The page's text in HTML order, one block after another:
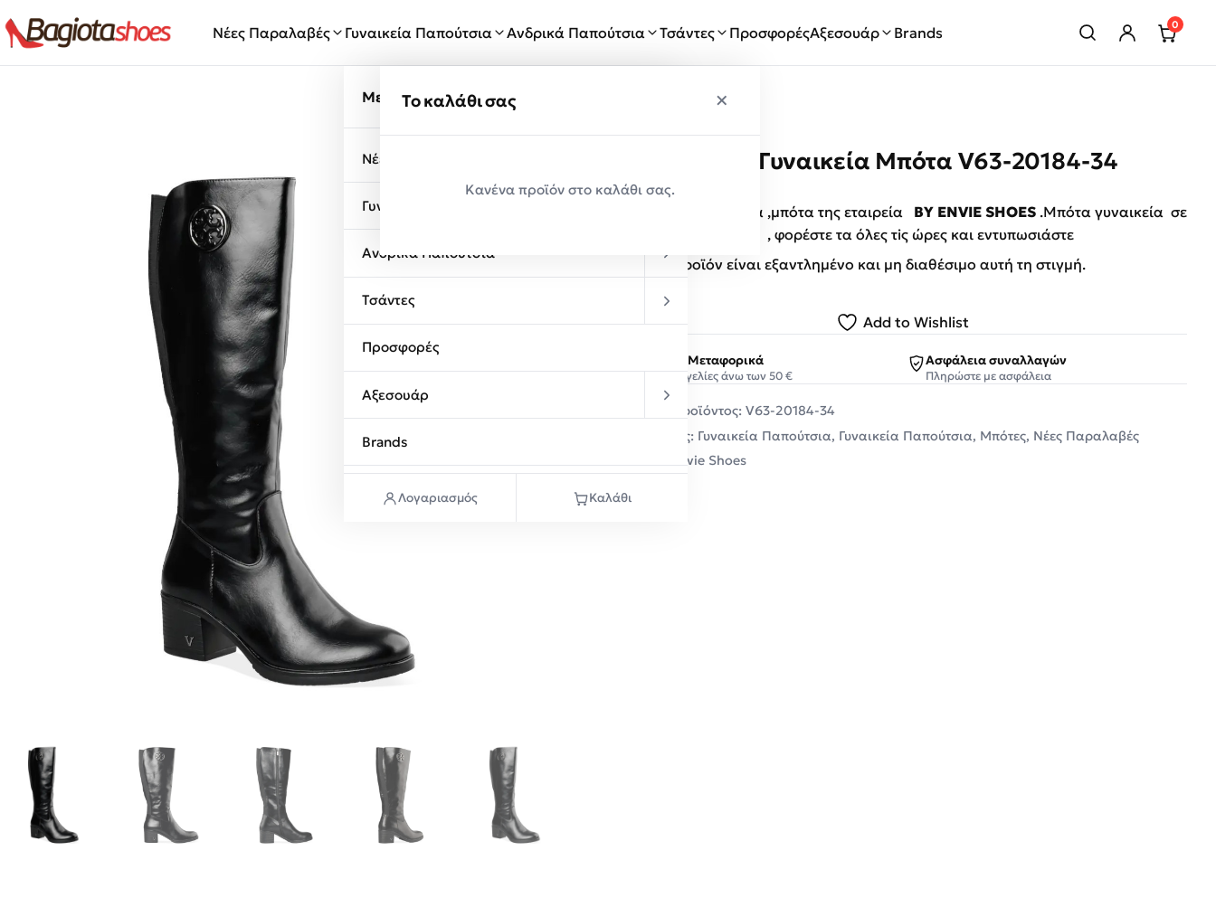
Νέες Παραλαβές
Γυναικεία Παπούτσια Ανδρικά Παπούτσια Τσάντες ΠροσφορέςΑξεσουάρ Brands 0
Μενού
Νέες Παραλαβές
Γυναικεία Παπούτσια
Ανδρικά Παπούτσια
Τσάντες
Προσφορές
Αξεσουάρ
Brands
Λογαριασμός Καλάθι
Το καλάθι σας ×
Κανένα προϊόν στο καλάθι σας.
Envie Shoes Γυναικεία Μπότα V63-20184-34
Μαύρο
Γυναικεία παπούτσια ,μπότα της εταιρεία BY ENVIE SHOES .Μπότα γυναικεία σε
τακούνι 6 πόντους . , φορέστε τα όλες τiς ώρες και εντυπωσιάστε
Αυτό το προϊόν είναι εξαντλημένο και μη διαθέσιμο αυτή τη στιγμή.
Add to Wishlist
Δωρεάν Μεταφορικά
Σε παραγγελίες άνω των 50 €
Ασφάλεια συναλλαγών
Πληρώστε με ασφάλεια
Κωδικός προϊόντος: V63-20184-34
Κατηγορίες: Γυναικεία Παπούτσια, Γυναικεία Παπούτσια, Μπότες, Νέες Παραλαβές
Envie Shoes